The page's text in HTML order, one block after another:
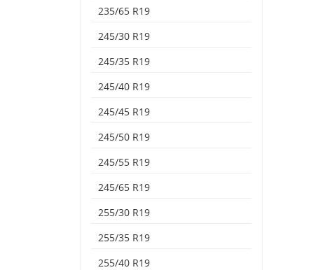
235/65 R19
245/30 R19
245/35 R19
245/40 R19
245/45 R19
245/50 R19
245/55 R19
245/65 R19
255/30 R19
255/35 R19
255/40 R19